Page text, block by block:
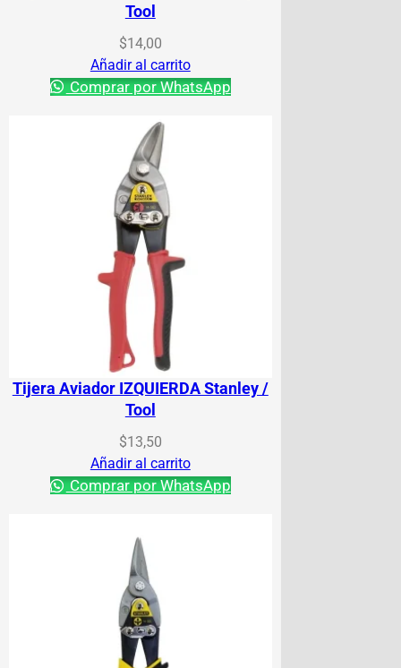
Tool
$14,00
Añadir al carrito
Comprar por WhatsApp
Tijera Aviador IZQUIERDA Stanley /
Tool
$13,50
Añadir al carrito
Comprar por WhatsApp